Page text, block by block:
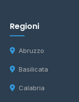
Regioni
Abruzzo
Basilicata
Calabria